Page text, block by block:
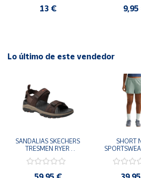
13 €
Lo último de este vendedor
SANDALIAS SKECHERS
TRESMEN RYER
205112-CHOC
SHORT
006